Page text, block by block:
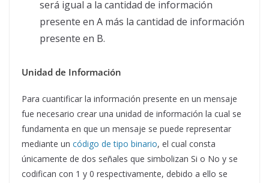
será igual a la cantidad de información
presente en A más la cantidad de información
presente en B.
Unidad de Información
Para cuantificar la información presente en un mensaje
fue necesario crear una unidad de información la cual se
fundamenta en que un mensaje se puede representar
mediante un código de tipo binario, el cual consta
únicamente de dos señales que simbolizan Si o No y se
codifican con 1 y 0 respectivamente, debido a ello se